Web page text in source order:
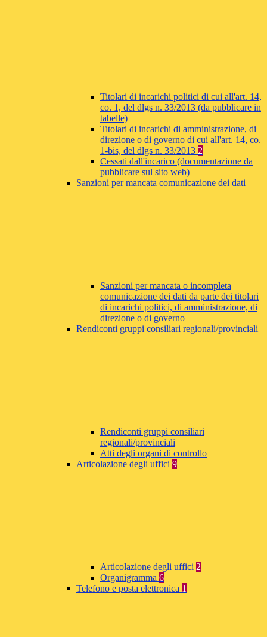
Titolari di incarichi politici di cui all'art. 14,
co. 1, del dlgs n. 33/2013 (da pubblicare in
tabelle)
Titolari di incarichi di amministrazione, di
direzione o di governo di cui all'art. 14, co.
1-bis, del dlgs n. 33/2013 2
Cessati dall'incarico (documentazione da
pubblicare sul sito web)
Sanzioni per mancata comunicazione dei dati
Sanzioni per mancata o incompleta
comunicazione dei dati da parte dei titolari
di incarichi politici, di amministrazione, di
direzione o di governo
Rendiconti gruppi consiliari regionali/provinciali
Rendiconti gruppi consiliari
regionali/provinciali
Atti degli organi di controllo
Articolazione degli uffici 9
Articolazione degli uffici 2
Organigramma 6
Telefono e posta elettronica 1